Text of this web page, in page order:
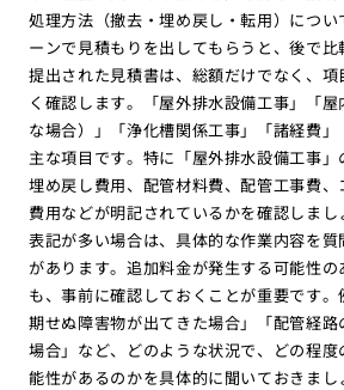
処理方法（撤去・埋め戻し・転用）につ
ーンで見積もりを出してもらうと、後で比
提出された見積書は、総額だけでなく、
く確認します。「屋外排水設備工事」「
な場合）」「浄化槽関係工事」「諸経費
主な項目です。特に「屋外排水設備工事」
埋め戻し費用、配管材料費、配管工事費
費用などが明記されているかを確認しま
表記が多い場合は、具体的な作業内容を
があります。追加料金が発生する可能性
も、事前に確認しておくことが重要です
期せぬ障害物が出てきた場合」「配管経
場合」など、どのような状況で、どの程
能性があるのかを具体的に聞いておきま